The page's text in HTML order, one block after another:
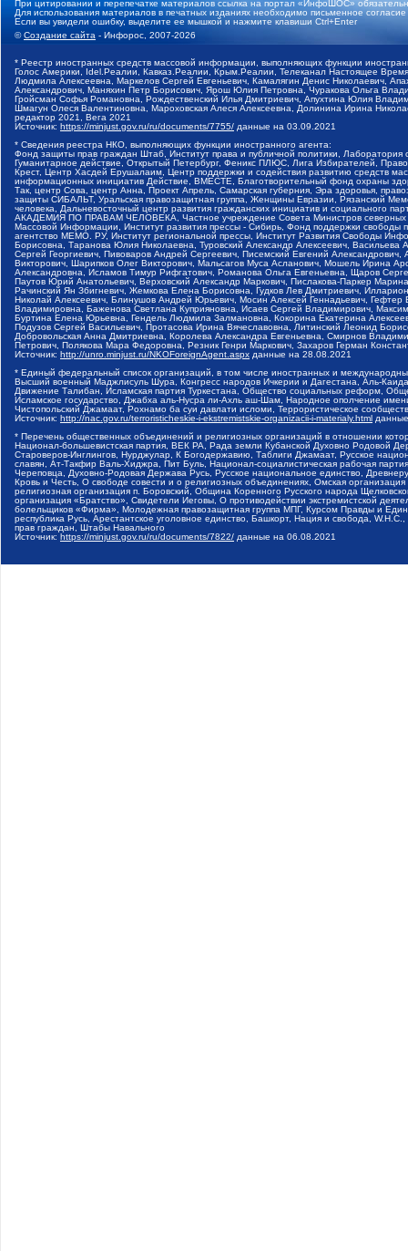
При цитировании и перепечатке материалов ссылка на портал «ИнфоШОС»
Для использования материалов в печатных изданиях необходимо письменное
Если вы увидели ошибку, выделите ее мышкой и нажмите клавиши Ctrl+Enter
©Создание сайта - Инфорос, 2007-2026
* Реестр иностранных средств массовой информации, выполняющих функции
Голос Америки, Idel.Реалии, Кавказ.Реалии, Крым.Реалии, Телеканал Настоящее
Людмила Алексеевна, Маркелов Сергей Евгеньевич, Камалягин Денис Николаевич,
Александрович, Маняхин Петр Борисович, Ярош Юлия Петровна, Чуракова Ольга
Гройсман Софья Романовна, Рождественский Илья Дмитриевич, Апухтина Юлия
Шмагун Олеся Валентиновна, Мароховская Алеся Алексеевна, Долинина Ирина
редактор 2021, Вега 2021
Источник: https://minjust.gov.ru/ru/documents/7755/ данные на 03.09.2021
* Сведения реестра НКО, выполняющих функции иностранного агента:
Фонд защиты прав граждан Штаб, Институт права и публичной политики,
Гуманитарное действие, Открытый Петербург, Феникс ПЛЮС, Лига Избирателей,
Крест, Центр Хасдей Ерушалаим, Центр поддержки и содействия развитию средств
информационных инициатив Действие, ВМЕСТЕ, Благотворительный фонд охраны
Так, центр Сова, центр Анна, Проект Апрель, Самарская губерния, Эра здоровья,
защиты СИБАЛЬТ, Уральская правозащитная группа, Женщины Евразии, Рязанский
человека, Дальневосточный центр развития гражданских инициатив и социального
АКАДЕМИЯ ПО ПРАВАМ ЧЕЛОВЕКА, Частное учреждение Совета Министров северных
Массовой Информации, Институт развития прессы - Сибирь, Фонд поддержки
агентство МЕМО. РУ, Институт региональной прессы, Институт Развития Свободы
Борисовна, Таранова Юлия Николаевна, Туровский Александр Алексеевич,
Сергей Георгиевич, Пивоваров Андрей Сергеевич, Писемский Евгений
Викторович, Шарипков Олег Викторович, Мальсагов Муса Асланович, Мошель Ирина
Александровна, Исламов Тимур Рифгатович, Романова Ольга Евгеньевна, Щаров
Паутов Юрий Анатольевич, Верховский Александр Маркович, Пислакова-Паркер
Рачинский Ян Збигневич, Жемкова Елена Борисовна, Гудков Лев Дмитриевич,
Николай Алексеевич, Блинушов Андрей Юрьевич, Мосин Алексей Геннадьевич,
Владимировна, Баженова Светлана Куприяновна, Исаев Сергей Владимирович,
Буртина Елена Юрьевна, Гендель Людмила Залмановна, Кокорина Екатерина
Подузов Сергей Васильевич, Протасова Ирина Вячеславовна, Литинский Леонид
Добровольская Анна Дмитриевна, Королева Александра Евгеньевна, Смирнов
Петрович, Полякова Мара Федоровна, Резник Генри Маркович, Захаров Герман
Источник: http://unro.minjust.ru/NKOForeignAgent.aspx данные на 28.08.2021
* Единый федеральный список организаций, в том числе иностранных и
Высший военный Маджлисуль Шура, Конгресс народов Ичкерии и Дагестана, Аль-
Движение Талибан, Исламская партия Туркестана, Общество социальных реформ,
Исламское государство, Джабха аль-Нусра ли-Ахль аш-Шам, Народное ополчение
Чистопольский Джамаат, Рохнамо ба суи давлати исломи, Террористическое
Источник: http://nac.gov.ru/terroristicheskie-i-ekstremistskie-organizacii-i-materialy.html
* Перечень общественных объединений и религиозных организаций в отношении
Национал-большевистская партия, ВЕК РА, Рада земли Кубанской Духовно Родовой
Староверов-Инглингов, Нурджулар, К Богодержавию, Таблиги Джамаат, Русское
славян, Ат-Такфир Валь-Хиджра, Пит Буль, Национал-социалистическая рабочая
Череповца, Духовно-Родовая Держава Русь, Русское национальное единство,
Кровь и Честь, О свободе совести и о религиозных объединениях, Омская
религиозная организация п. Боровский, Община Коренного Русского народа
организация «Братство», Свидетели Иеговы, О противодействии экстремистской
болельщиков «Фирма», Молодежная правозащитная группа МПГ, Курсом Правды и
республика Русь, Арестантское уголовное единство, Башкорт, Нация и свобода,
прав граждан, Штабы Навального
Источник: https://minjust.gov.ru/ru/documents/7822/ данные на 06.08.2021